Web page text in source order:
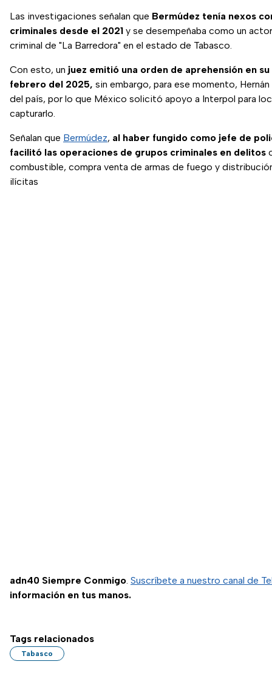
Las investigaciones señalan que Bermúdez tenía nexos
criminales desde el 2021 y se desempeñaba como un
criminal de "La Barredora" en el estado de Tabasco.
Con esto, un juez emitió una orden de aprehensión en
febrero del 2025, sin embargo, para ese momento,
del país, por lo que México solicitó apoyo a Interpol para
capturarlo.
Señalan que Bermúdez, al haber fungido como jefe de
facilitó las operaciones de grupos criminales en delitos
combustible, compra venta de armas de fuego y
ilícitas
adn40 Siempre Conmigo. Suscríbete a nuestro canal de
información en tus manos.
Tags relacionados
Tabasco